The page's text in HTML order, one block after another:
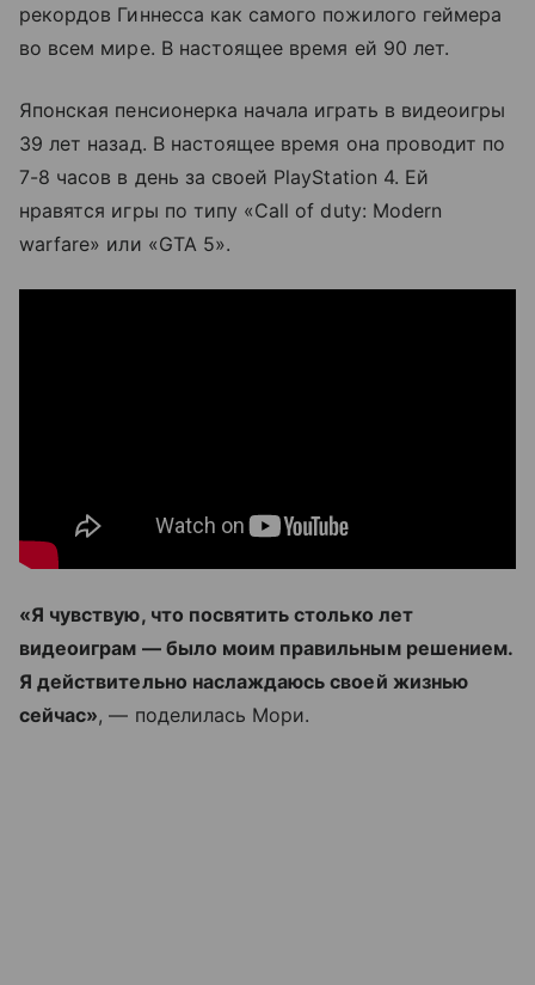
рекордов Гиннесса как самого пожилого геймера
во всем мире. В настоящее время ей 90 лет.
Японская пенсионерка начала играть в видеоигры
39 лет назад. В настоящее время она проводит по
7-8 часов в день за своей PlayStation 4. Ей
нравятся игры по типу «Call of duty: Modern
warfare» или «GTA 5».
«Я чувствую, что посвятить столько лет
видеоиграм — было моим правильным решением.
Я действительно наслаждаюсь своей жизнью
сейчас», — поделилась Мори.